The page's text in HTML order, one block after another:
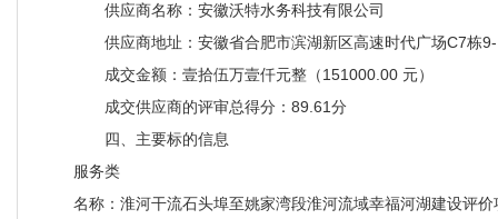
供应商名称：安徽沃特水务科技有限公司
供应商地址：安徽省合肥市滨湖新区高速时代广场C7栋
成交金额：壹拾伍万壹仟元整（151000.00 元）
成交供应商的评审总得分：89.61分
四、主要标的信息
服务类
名称：淮河干流石头埠至姚家湾段淮河流域幸福河湖建设评价